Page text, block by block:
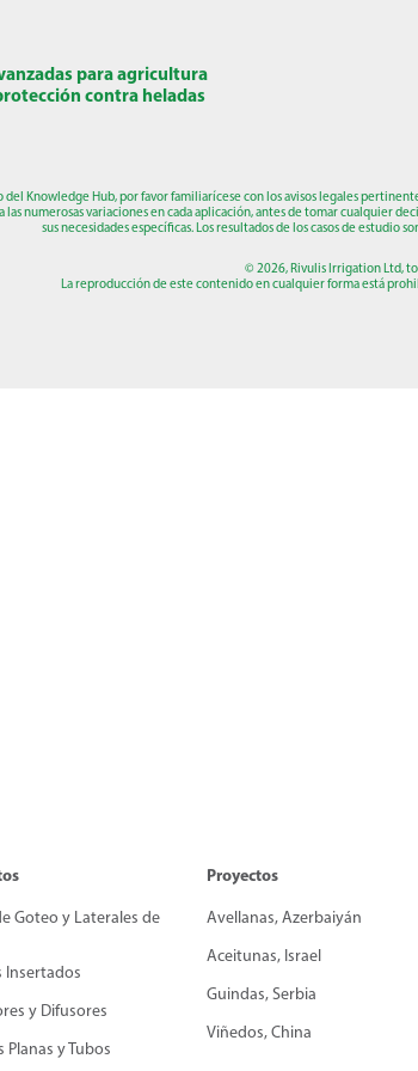
para agricultura
contra heladas
Knowledge Hub, por favor familiarícese con los avisos legales
las numerosas variaciones en cada aplicación, antes de tomar cualquier
sus necesidades específicas. Los resultados de los casos de estudio
© 2026, Rivulis Irrigation Ltd,
La reproducción de este contenido en cualquier forma está
Goteo y Laterales de
Insertados
y Difusores
Planas y Tubos
Proyectos
Avellanas, Azerbaiyán
Aceitunas, Israel
Guindas, Serbia
Viñedos, China